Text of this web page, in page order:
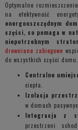
Optymalne
na efektywność
energooszczędnym
części, co pomaga w
niepotrzebnym
drewniane zabiegowe
do wszystkich części domu.
Centralne
ciepła.
Izolacja
w domach
Integracja z
przestrzeni